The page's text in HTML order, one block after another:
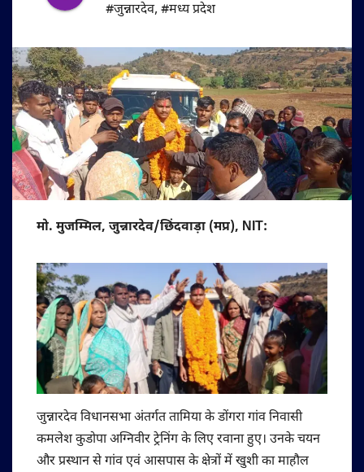
#जुन्नारदेव, #मध्य प्रदेश
मो. मुजम्मिल, जुन्नारदेव/छिंदवाड़ा (मप्र), NIT:
जुन्नारदेव विधानसभा अंतर्गत तामिया के डोंगरा गांव निवासी
कमलेश कुडोपा अग्निवीर ट्रेनिंग के लिए रवाना हुए। उनके चयन
और प्रस्थान से गांव एवं आसपास के क्षेत्रों में खुशी का माहौल